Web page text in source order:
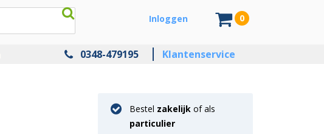
Inloggen 0
0348-479195 Klantenservice
Bestel zakelijk of als
particulier